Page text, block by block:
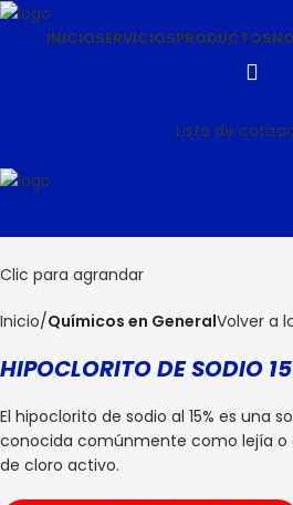
INICIOSERVICIOSPRODUCTOS
Lista de
Clic para agrandar
Inicio Químicos en GeneralVolver a
HIPOCLORITO DE SODIO
El hipoclorito de sodio al 15% es una
conocida comúnmente como lejía o
de cloro activo.